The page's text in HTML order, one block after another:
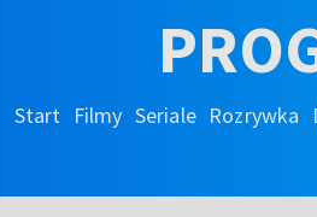
Start Filmy Seriale Rozrywka